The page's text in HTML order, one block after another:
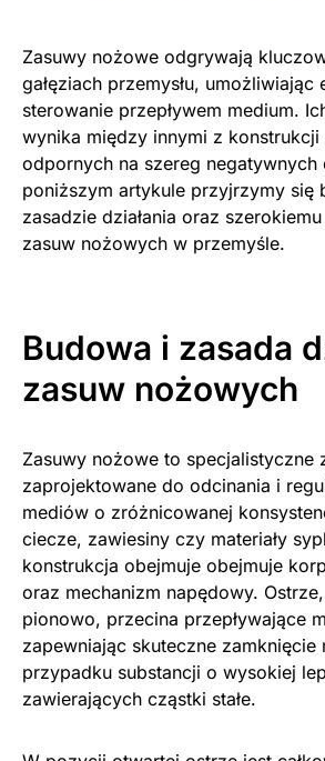
Zasuwy nożowe odgrywają
gałęziach przemysłu, umożliwiając
sterowanie przepływem medium.
wynika między innymi z konstrukcji
odpornych na szereg negatywnych
poniższym artykule przyjrzymy się
zasadzie działania oraz
zasuw nożowych w przemyśle.
Budowa i zasada
zasuw nożowych
Zasuwy nożowe to specjalistyczne
zaprojektowane do odcinania i
mediów o zróżnicowanej
ciecze, zawiesiny czy materiały
konstrukcja obejmuje obejmuje
oraz mechanizm napędowy.
pionowo, przecina przepływające
zapewniając skuteczne zamknięcie
przypadku substancji o wysokiej
zawierających cząstki stałe.